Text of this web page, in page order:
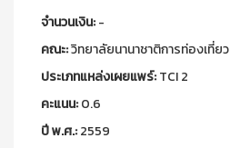
จำนวนเงิน:-
คณะ:วิทยาลัยนานาชาติการท่องเที่ยว
ประเภทแหล่งเผยแพร์:TCI 2
คะแนน:0.6
ปี พ.ศ.:2559